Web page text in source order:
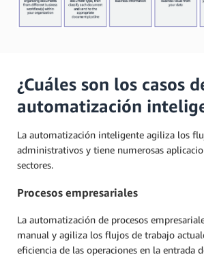
¿Cuáles son los casos
automatización
La automatización inteligente agiliza los
administrativos y tiene numerosas
sectores.
Procesos empresariales
La automatización de procesos
manual y agiliza los flujos de trabajo
eficiencia de las operaciones en la entrada